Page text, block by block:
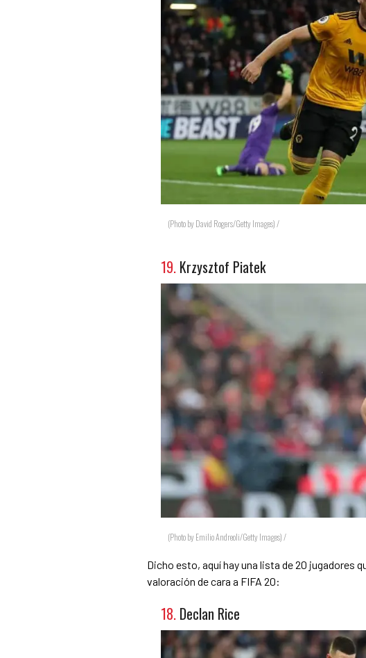
(Photo by David Rogers/Getty Images) /
19. Krzysztof Piatek
(Photo by Emilio Andreoli/Getty Images) /
Dicho esto, aquí hay una lista de 20 jugadores
valoración de cara a FIFA 20:
18. Declan Rice